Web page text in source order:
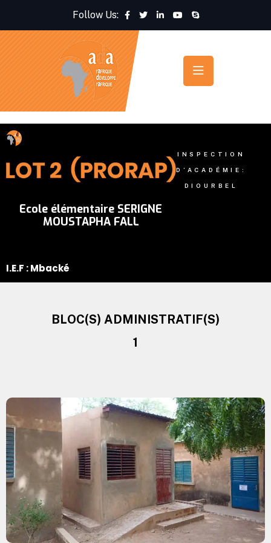
Follow Us:
INSPECTION
D’ACADÉMIE:
DIOURBEL
Ecole élémentaire SERIGNE
MOUSTAPHA FALL
I.E.F : Mbacké
BLOC(S) ADMINISTRATIF(S)
1